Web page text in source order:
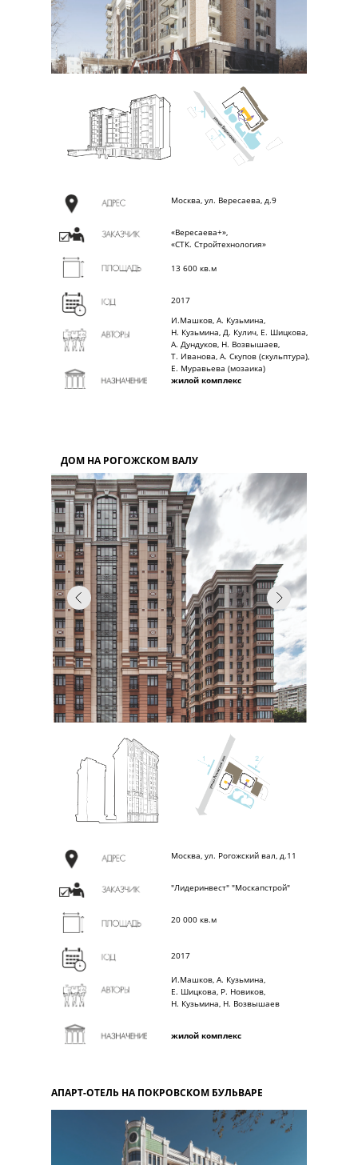
Москва, ул. Вересаева, д.9
«Вересаева+»,
«СТК. Стройтехнология»
13 600 кв.м
2017
И.Машков, А. Кузьмина,
Н. Кузьмина, Д. Кулич, Е. Шицкова,
А. Дундуков, Н. Возвышаев,
Т. Иванова, А. Скупов (скульптура),
Е. Муравьева (мозаика)
жилой комплекс
Москва, ул. Рогожский вал, д.11
"Лидеринвест" "Москапстрой"
20 000 кв.м
2017
И.Машков, А. Кузьмина,
Е. Шицкова, Р. Новиков,
Н. Кузьмина, Н. Возвышаев
жилой комплекс
ДОМ НА РОГОЖСКОМ ВАЛУ
АПАРТ-ОТЕЛЬ НА ПОКРОВСКОМ БУЛЬВАРЕ